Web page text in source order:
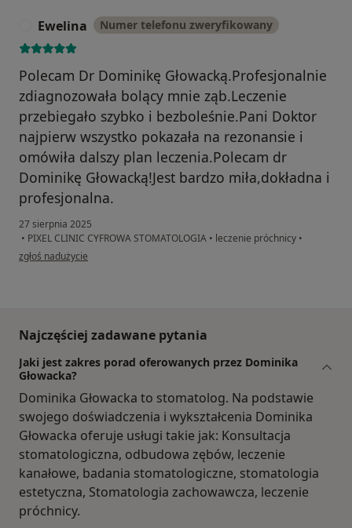
Ewelina Numer telefonu zweryfikowany
Polecam Dr Dominikę Głowacką.Profesjonalnie
zdiagnozowała bolący mnie ząb.Leczenie
przebiegało szybko i bezboleśnie.Pani Doktor
najpierw wszystko pokazała na rezonansie i
omówiła dalszy plan leczenia.Polecam dr
Dominikę Głowacką!Jest bardzo miła,dokładna i
profesjonalna.
27 sierpnia 2025
• PIXEL CLINIC CYFROWA STOMATOLOGIA • leczenie próchnicy •
w opinii użytkownika Ewelina
zgłoś nadużycie
Najczęściej zadawane pytania
Jaki jest zakres porad oferowanych przez Dominika
Głowacka?
Dominika Głowacka to stomatolog. Na podstawie
swojego doświadczenia i wykształcenia Dominika
Głowacka oferuje usługi takie jak: Konsultacja
stomatologiczna, odbudowa zębów, leczenie
kanałowe, badania stomatologiczne, stomatologia
estetyczna, Stomatologia zachowawcza, leczenie
próchnicy.